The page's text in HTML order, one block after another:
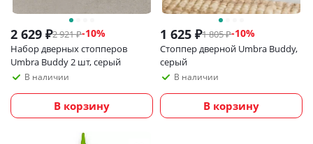
2 629 ₽2 921₽-10%
Набор дверных стопперов
Umbra Buddy 2 шт, серый
В наличии
В корзину
1 625 ₽1 805₽-10%
Стоппер дверной Umbra Buddy,
серый
В наличии
В корзину